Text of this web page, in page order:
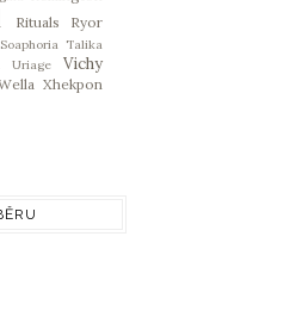
Rituals
Ryor
Soaphoria Talika
Uriage Vichy
Xhekpon